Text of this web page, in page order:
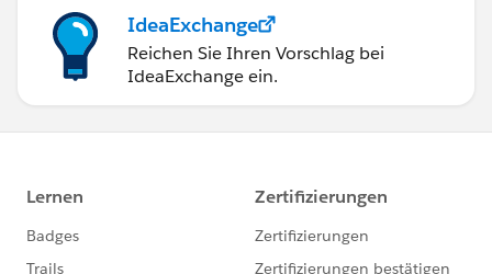
IdeaExchange
Reichen Sie Ihren Vorschlag bei
IdeaExchange ein.